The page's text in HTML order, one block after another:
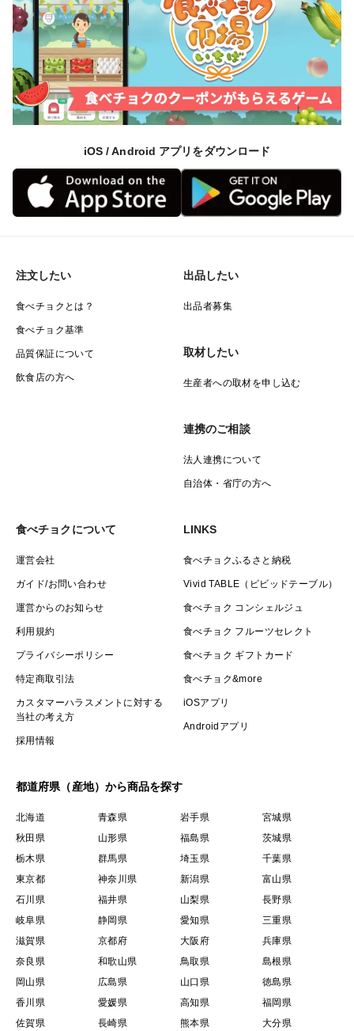
iOS / Android アプリをダウンロード
注文したい
食べチョクとは？
食べチョク基準
品質保証について
飲食店の方へ
出品したい
出品者募集
取材したい
生産者への取材を申し込む
連携のご相談
法人連携について
自治体・省庁の方へ
食べチョクについて
運営会社
ガイド/お問い合わせ
運営からのお知らせ
利用規約
プライバシーポリシー
特定商取引法
カスタマーハラスメントに対する
当社の考え方
採用情報
LINKS
食べチョクふるさと納税
Vivid TABLE（ビビッドテーブル）
食べチョク コンシェルジュ
食べチョク フルーツセレクト
食べチョク ギフトカード
食べチョク&more
iOSアプリ
Androidアプリ
都道府県（産地）から商品を探す
北海道 青森県 岩手県
宮城県
秋田県
山形県 福島県
茨城県
栃木県
群馬県 埼玉県
千葉県
東京都
神奈川県 新潟県
富山県
石川県
福井県 山梨県
長野県
岐阜県
静岡県 愛知県
三重県
滋賀県
京都府 大阪府
兵庫県
奈良県
和歌山県 鳥取県
島根県
岡山県
広島県 山口県
徳島県
香川県
愛媛県 高知県
福岡県
佐賀県
長崎県 熊本県 大分県